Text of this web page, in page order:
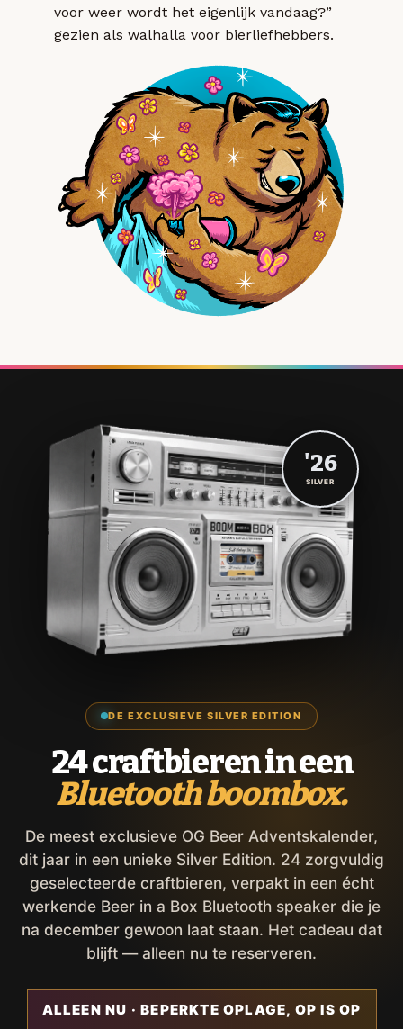
voor weer wordt het eigenlijk vandaag?”
gezien als walhalla voor bierliefhebbers.
DE EXCLUSIEVE SILVER EDITION
24 craftbieren in een
Bluetooth boombox.
De meest exclusieve OG Beer Adventskalender,
dit jaar in een unieke Silver Edition. 24 zorgvuldig
geselecteerde craftbieren, verpakt in een écht
werkende Beer in a Box Bluetooth speaker die je
na december gewoon laat staan. Het cadeau dat
blijft — alleen nu te reserveren.
ALLEEN NU · BEPERKTE OPLAGE, OP IS OP
'26
SILVER